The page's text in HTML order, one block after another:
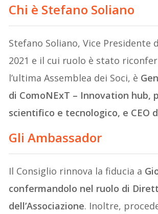
Chi è Stefano Soliano
Stefano Soliano, Vice Presidente
2021 e il cui ruolo è stato
l’ultima Assemblea dei Soci, è
di ComoNExT – Innovation hub,
scientifico e tecnologico, e CEO
Gli Ambassador
Il Consiglio rinnova la fiducia a
confermandolo nel ruolo di
dell’Associazione. Inoltre,